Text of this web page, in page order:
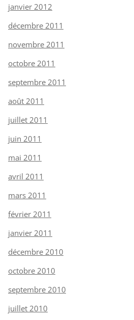
janvier 2012
décembre 2011
novembre 2011
octobre 2011
septembre 2011
août 2011
juillet 2011
juin 2011
mai 2011
avril 2011
mars 2011
février 2011
janvier 2011
décembre 2010
octobre 2010
septembre 2010
juillet 2010